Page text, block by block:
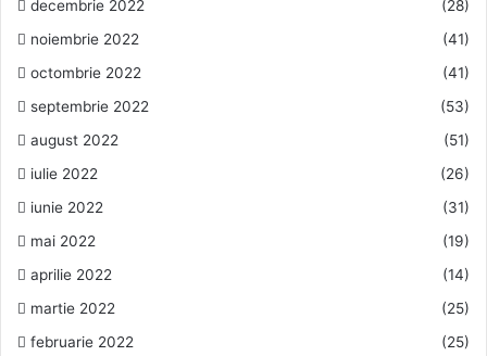
decembrie 2022
(28)
noiembrie 2022
(41)
octombrie 2022
(41)
septembrie 2022
(53)
august 2022
(51)
iulie 2022
(26)
iunie 2022
(31)
mai 2022
(19)
aprilie 2022
(14)
martie 2022
(25)
februarie 2022
(25)